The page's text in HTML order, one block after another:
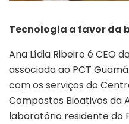
Tecnologia a favor da
Ana Lídia Ribeiro é CEO
associada ao PCT
com os serviços do
Compostos Bioativos da
laboratório residente do